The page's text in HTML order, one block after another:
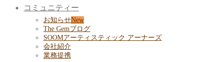
コミュニティー
お知らせ
The Gemブログ
SOOMアーティスティック アーナーズ
会社紹介
業務提携